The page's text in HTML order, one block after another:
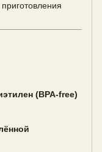
(BPA-free)